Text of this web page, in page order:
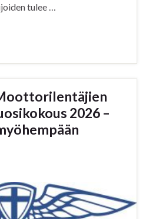
tulee …
2026 –